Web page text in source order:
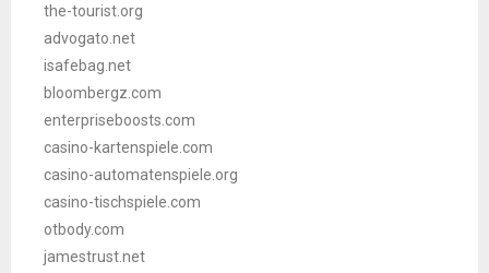
the-tourist.org
advogato.net
isafebag.net
bloombergz.com
enterpriseboosts.com
casino-kartenspiele.com
casino-automatenspiele.org
casino-tischspiele.com
otbody.com
jamestrust.net